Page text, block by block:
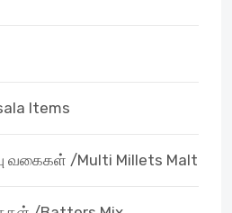
Items
வகைகள் /Multi Millets Malt